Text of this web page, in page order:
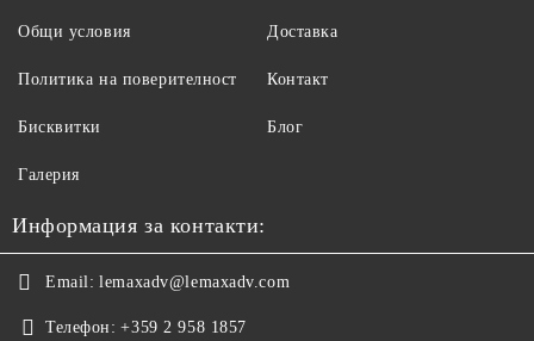
Общи условия
Политика на поверителност
Бисквитки
Доставка
Контакт
Блог
Галерия
Информация за контакти:
Email: lemaxadv@lemaxadv.com
Телефон: +359 2 958 1857